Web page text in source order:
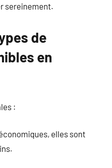
sereinement.
de
en
:
elles sont